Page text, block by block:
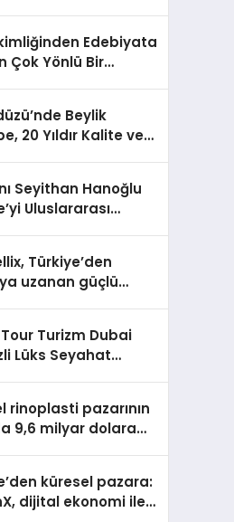
Edebiyata
Çok Yönlü Bir
Beylik
20 Yıldır Kalite ve
Seyithan Hanoğlu
Uluslararası
Türkiye’den
uzanan güçlü
Turizm Dubai
Lüks Seyahat
rinoplasti pazarının
9,6 milyar dolara
küresel pazara:
dijital ekonomi ile